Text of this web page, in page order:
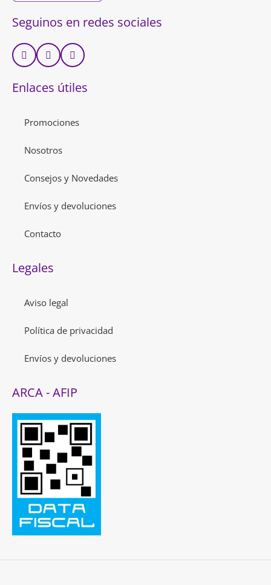
Seguinos en redes sociales
Enlaces útiles
Promociones
Nosotros
Consejos y Novedades
Envíos y devoluciones
Contacto
Legales
Aviso legal
Política de privacidad
Envíos y devoluciones
ARCA - AFIP